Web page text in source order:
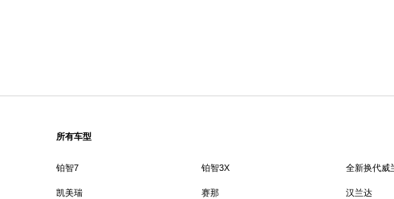
所有车型
铂智7 铂智3X 全新换代威
凯美瑞 赛那 汉兰达